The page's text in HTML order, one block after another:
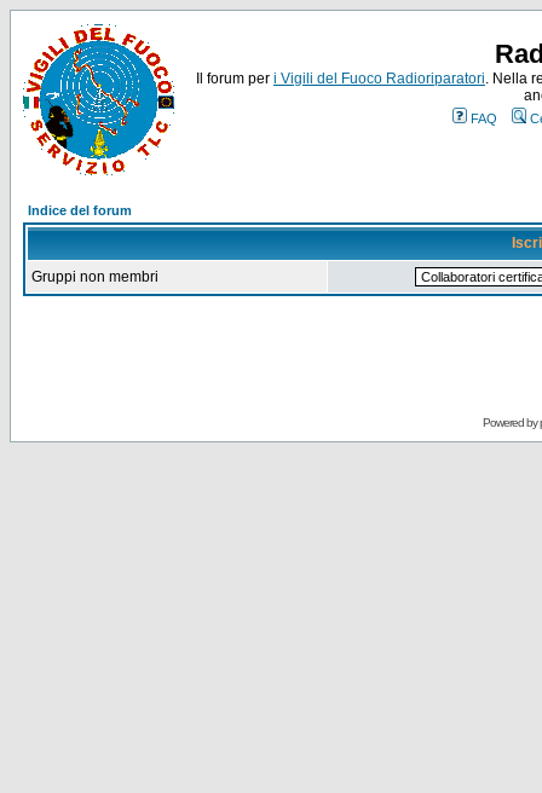
Il forum per i Vigili del Fuoco Radioriparatori. Nella
FAQ
Indice del forum
Gruppi non membri
Powered by